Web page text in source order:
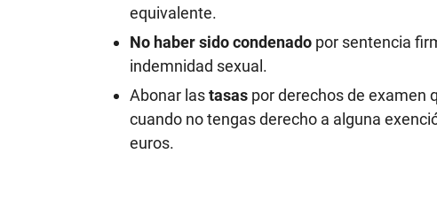
equivalente.
No haber sido condenado por sentencia
indemnidad sexual.
Abonar lastasas por derechos de examen
cuando no tengas derecho a alguna
euros.